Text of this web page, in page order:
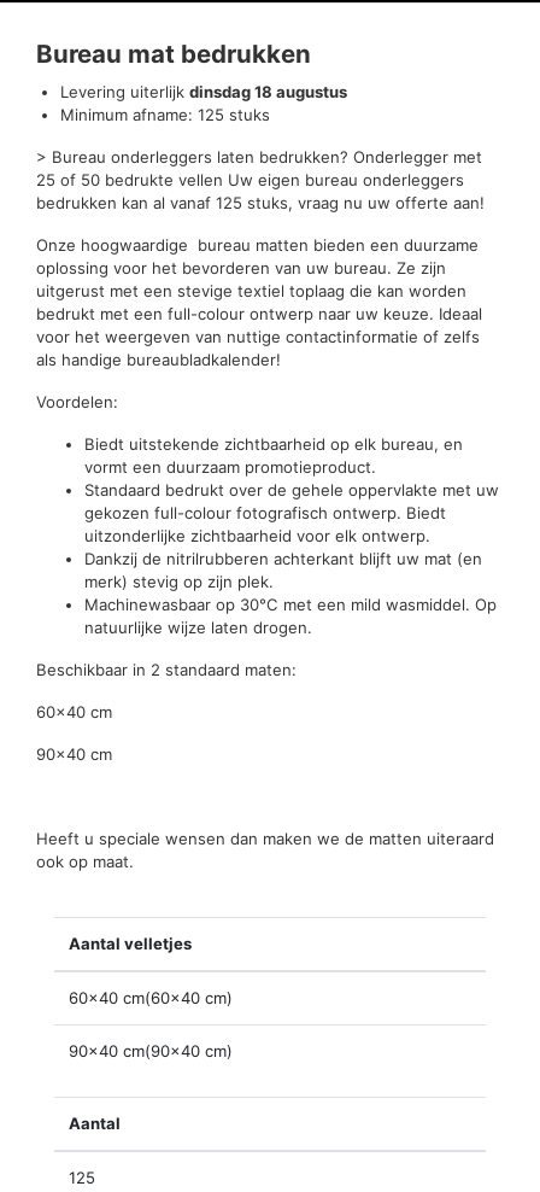
Bureau mat bedrukken
Levering uiterlijk dinsdag 18 augustus
Minimum afname: 125 stuks
> Bureau onderleggers laten bedrukken? Onderlegger met
25 of 50 bedrukte vellen Uw eigen bureau onderleggers
bedrukken kan al vanaf 125 stuks, vraag nu uw offerte aan!
Onze hoogwaardige bureau matten bieden een duurzame
oplossing voor het bevorderen van uw bureau. Ze zijn
uitgerust met een stevige textiel toplaag die kan worden
bedrukt met een full-colour ontwerp naar uw keuze. Ideaal
voor het weergeven van nuttige contactinformatie of zelfs
als handige bureaubladkalender!
Voordelen:
Biedt uitstekende zichtbaarheid op elk bureau, en
vormt een duurzaam promotieproduct.
Standaard bedrukt over de gehele oppervlakte met uw
gekozen full-colour fotografisch ontwerp. Biedt
uitzonderlijke zichtbaarheid voor elk ontwerp.
Dankzij de nitrilrubberen achterkant blijft uw mat (en
merk) stevig op zijn plek.
Machinewasbaar op 30°C met een mild wasmiddel. Op
natuurlijke wijze laten drogen.
Beschikbaar in 2 standaard maten:
60×40 cm
90×40 cm
Heeft u speciale wensen dan maken we de matten uiteraard
ook op maat.
Aantal velletjes
60x40 cm(60x40 cm)
90x40 cm(90x40 cm)
Aantal
125